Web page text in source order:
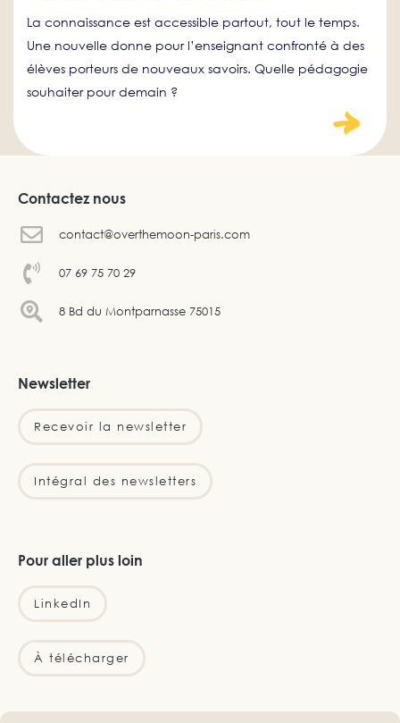
La connaissance est accessible partout, tout le temps.
Une nouvelle donne pour l’enseignant confronté à des
élèves porteurs de nouveaux savoirs. Quelle pédagogie
souhaiter pour demain ?
Contactez nous
contact@overthemoon-paris.com
07 69 75 70 29
8 Bd du Montparnasse 75015
Newsletter
Recevoir la newsletter
Intégral des newsletters
Pour aller plus loin
LinkedIn
À télécharger